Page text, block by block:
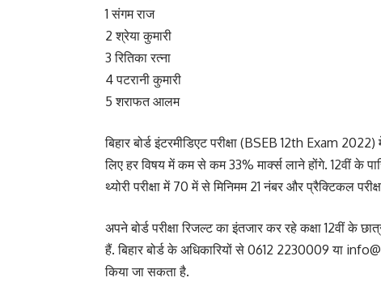
1 संगम राज
2 श्रेया कुमारी
3 रितिका रत्ना
4 पटरानी कुमारी
5 शराफत आलम
बिहार बोर्ड इंटरमीडिएट परीक्षा (BSEB 12th Exam
लिए हर विषय में कम से कम 33% मार्क्स लाने होंगे. 12वीं के
थ्योरी परीक्षा में 70 में से मिनिमम 21 नंबर और प्रैक्टिकल
अपने बोर्ड परीक्षा रिजल्ट का इंतजार कर रहे कक्षा 12वीं
हैं. बिहार बोर्ड के अधिकारियों से 0612 2230009 या
किया जा सकता है.